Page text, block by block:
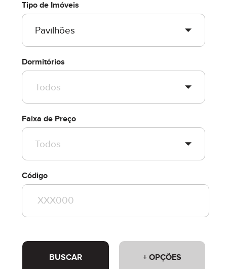
Tipo de Imóveis
Dormitórios
Faixa de Preço
Código
+ OPÇÕES
BUSCAR